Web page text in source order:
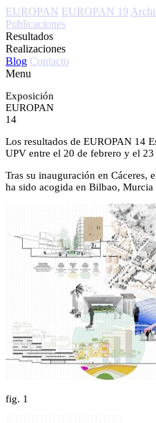
EUROPAN EUROPAN 19
Publicaciones
Resultados
Realizaciones
Blog Contacto
Menu
Exposición
EUROPAN
14
Los resultados de EUROPAN 14
UPV entre el 20 de febrero y el 23
Tras su inauguración en Cáceres,
ha sido acogida en Bilbao,
fig. 1